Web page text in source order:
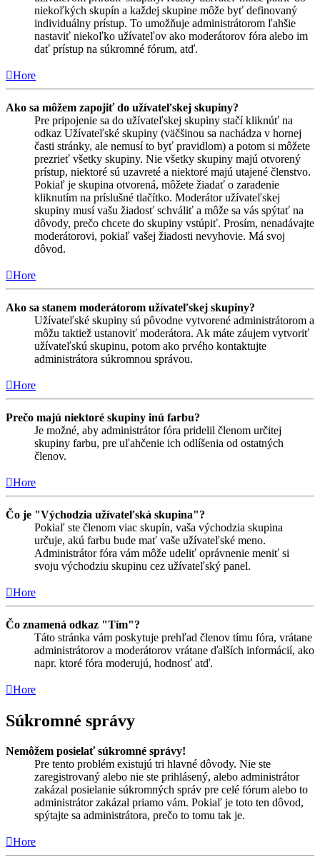
niekoľkých skupín a každej skupine môže byť definovaný
individuálny prístup. To umožňuje administrátorom ľahšie
nastaviť niekoľko užívateľov ako moderátorov fóra alebo im
dať prístup na súkromné fórum, atď.
Hore
Ako sa môžem zapojiť do užívateľskej skupiny?
Pre pripojenie sa do užívateľskej skupiny stačí kliknúť na
odkaz Užívateľské skupiny (väčšinou sa nachádza v hornej
časti stránky, ale nemusí to byť pravidlom) a potom si môžete
prezrieť všetky skupiny. Nie všetky skupiny majú otvorený
prístup, niektoré sú uzavreté a niektoré majú utajené členstvo.
Pokiaľ je skupina otvorená, môžete žiadať o zaradenie
kliknutím na príslušné tlačítko. Moderátor užívateľskej
skupiny musí vašu žiadosť schváliť a môže sa vás spýtať na
dôvody, prečo chcete do skupiny vstúpiť. Prosím, nenadávajte
moderátorovi, pokiaľ vašej žiadosti nevyhovie. Má svoj
dôvod.
Hore
Ako sa stanem moderátorom užívateľskej skupiny?
Užívateľské skupiny sú pôvodne vytvorené administrátorom a
môžu taktiež ustanoviť moderátora. Ak máte záujem vytvoriť
užívateľskú skupinu, potom ako prvého kontaktujte
administrátora súkromnou správou.
Hore
Prečo majú niektoré skupiny inú farbu?
Je možné, aby administrátor fóra pridelil členom určitej
skupiny farbu, pre uľahčenie ich odlíšenia od ostatných
členov.
Hore
Čo je "Východzia užívateľská skupina"?
Pokiaľ ste členom viac skupín, vaša východzia skupina
určuje, akú farbu bude mať vaše užívateľské meno.
Administrátor fóra vám môže udeliť oprávnenie meniť si
svoju východziu skupinu cez užívateľský panel.
Hore
Čo znamená odkaz "Tím"?
Táto stránka vám poskytuje prehľad členov tímu fóra, vrátane
administrátorov a moderátorov vrátane ďalších informácií, ako
napr. ktoré fóra moderujú, hodnosť atď.
Hore
Súkromné správy
Nemôžem posielať súkromné správy!
Pre tento problém existujú tri hlavné dôvody. Nie ste
zaregistrovaný alebo nie ste prihlásený, alebo administrátor
zakázal posielanie súkromných správ pre celé fórum alebo to
administrátor zakázal priamo vám. Pokiaľ je toto ten dôvod,
spýtajte sa administrátora, prečo to tomu tak je.
Hore